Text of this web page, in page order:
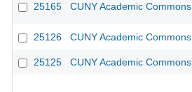
25165 CUNY Academic Commons
25126 CUNY Academic Commons
25125 CUNY Academic Commons